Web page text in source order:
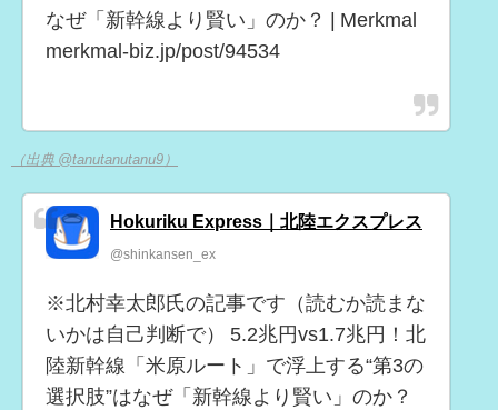
なぜ「新幹線より賢い」のか？ | Merkmal
merkmal-biz.jp/post/94534
（出典 @tanutanutanu9）
Hokuriku Express｜北陸エクスプレス
@shinkansen_ex
※北村幸太郎氏の記事です（読むか読まな
いかは自己判断で） 5.2兆円vs1.7兆円！北
陸新幹線「米原ルート」で浮上する“第3の
選択肢”はなぜ「新幹線より賢い」のか？